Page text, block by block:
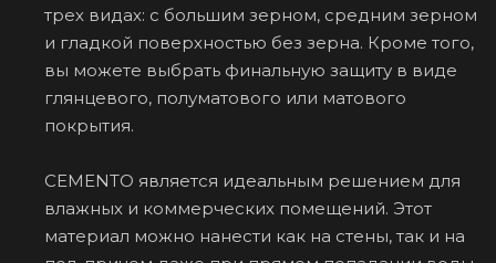
трех видах: с большим зерном, средним зерном
и гладкой поверхностью без зерна. Кроме того,
вы можете выбрать финальную защиту в виде
глянцевого, полуматового или матового
покрытия.
CEMENTO является идеальным решением для
влажных и коммерческих помещений. Этот
материал можно нанести как на стены, так и на